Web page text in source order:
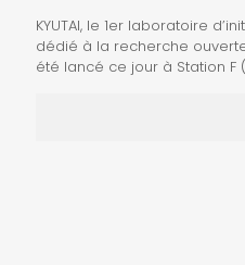
KYUTAI, le 1er laboratoire
dédié à la recherche
été lancé ce jour à Station F